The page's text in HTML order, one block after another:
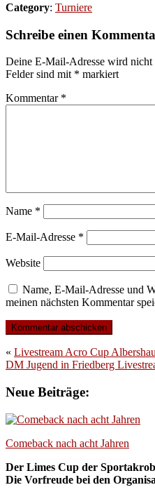
Category: Turniere
Schreibe einen
Deine E-Mail-Adresse wird
Felder sind mit * markiert
Kommentar *
Name *
E-Mail-Adresse *
Website
Name, E-Mail-Adresse und
meinen nächsten Kommentar
« Livestream Acro Cup
DM Jugend in Friedberg
Neue Beiträge:
Comeback nach acht Jahren
Der Limes Cup der
Die Vorfreude bei den